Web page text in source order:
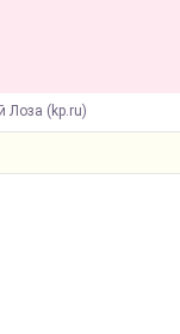
Лоза (kp.ru)